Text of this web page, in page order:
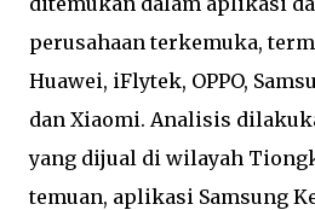
perusahaan terkemuka,
Huawei, iFlytek, OPPO,
dan Xiaomi. Analisis
yang dijual di wilayah
temuan, aplikasi Samsung